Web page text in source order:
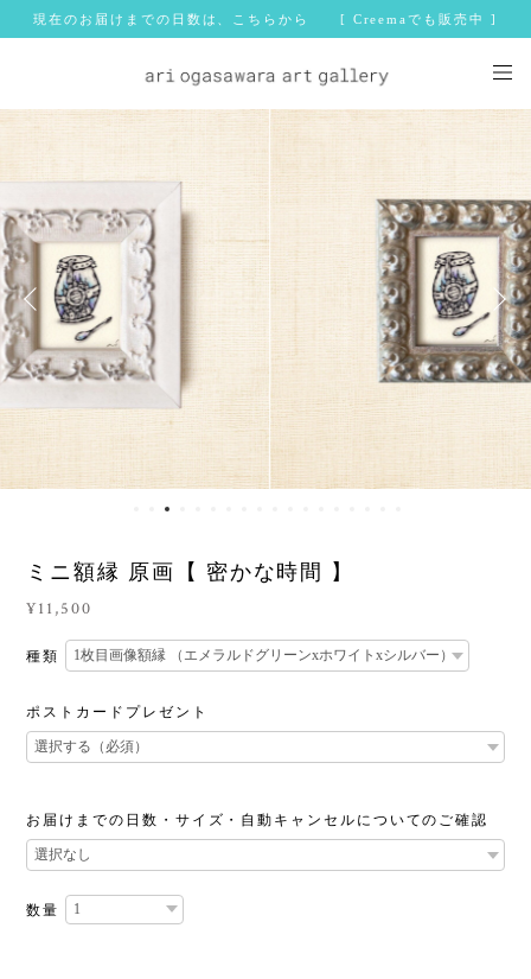
現在のお届けまでの日数は、こちらから [ Creemaでも販売中 ]
ミニ額縁 原画【 密かな時間 】
¥11,500
種類
ポストカードプレゼント
お届けまでの日数・サイズ・自動キャンセルについてのご確認
数量